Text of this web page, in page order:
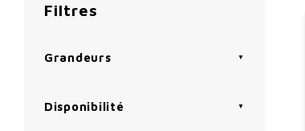
Filtres
Grandeurs
Disponibilité